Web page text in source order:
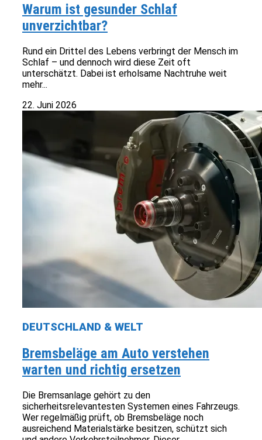
Warum ist gesunder Schlaf
unverzichtbar?
Rund ein Drittel des Lebens verbringt der Mensch im
Schlaf – und dennoch wird diese Zeit oft
unterschätzt. Dabei ist erholsame Nachtruhe weit
mehr...
22. Juni 2026
DEUTSCHLAND & WELT
Bremsbeläge am Auto verstehen
warten und richtig ersetzen
Die Bremsanlage gehört zu den
sicherheitsrelevantesten Systemen eines Fahrzeugs.
Wer regelmäßig prüft, ob Bremsbeläge noch
ausreichend Materialstärke besitzen, schützt sich